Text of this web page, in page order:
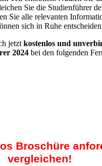
Sie die Studienführer
Sie alle relevanten
sich in Ruhe
jetzt kostenlos und
2024 bei den folgenden
Broschüre
vergleichen!